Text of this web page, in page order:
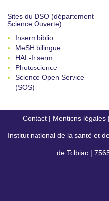
Sites du DSO (département
Science Ouverte) :
Insermbiblio
MeSH bilingue
HAL-Inserm
Photoscience
Science Open Service
(SOS)
Contact | Mentions légales |
Institut national de la santé et
de Tolbiac |